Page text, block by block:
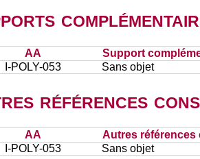
AA
Support
I-POLY-053
Sans objet
références
AA
Autres références
I-POLY-053
Sans objet